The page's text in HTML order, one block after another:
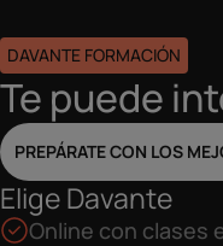
DAVANTE FORMACIÓN
Te puede
PREPÁRATE CON LOS
Elige Davante
Online con clases